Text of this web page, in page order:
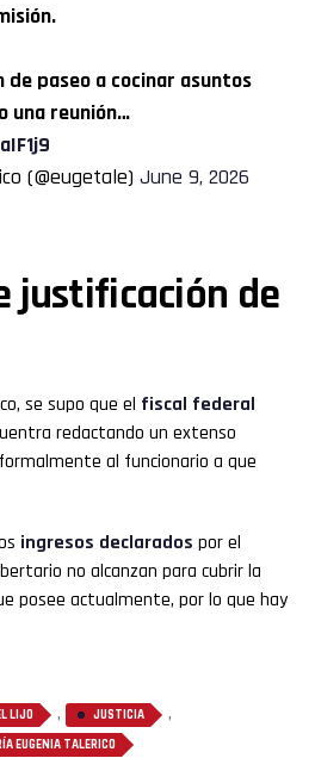
de paseo a cocinar asuntos
una reunión…
(@eugetale) June 9, 2026
justificación de
se supo que el fiscal federal
redactando un extenso
al funcionario a que
ingresos declarados por el
no alcanzan para cubrir la
posee actualmente, por lo que hay
LIJO , JUSTICIA ,
EUGENIA TALERICO